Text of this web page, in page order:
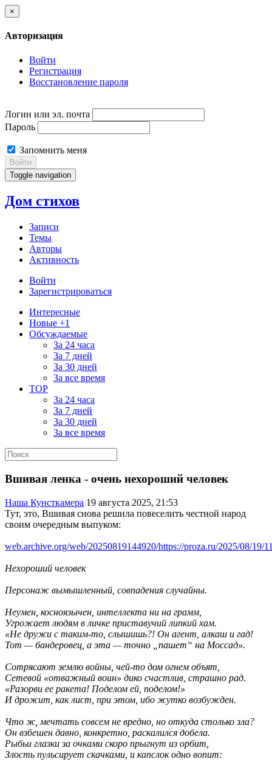
×
Авторизация
Войти
Регистрация
Восстановление пароля
Логин или эл. почта
Пароль
Запомнить меня
Войти
Toggle navigation
Дом стихов
Записи
Темы
Авторы
Активность
Войти
Зарегистрироваться
Интересные
Новые +1
Обсуждаемые
За 24 часа
За 7 дней
За 30 дней
За все время
TOP
За 24 часа
За 7 дней
За 30 дней
За все время
Вшивая ленка - очень нехороший человек
Наша Кунсткамера 19 августа 2025, 21:53
Тут, это, Вшивая снова решила повеселить честной народ
своим очередным выпуком:
web.archive.org/web/20250819144920/https://proza.ru/2025/08/19/
Нехороший человек
Персонаж вымышленный, совпадения случайны.
Неумен, косноязычен, интеллекта ни на грамм,
Угрожает людям в личке приставучий липкий хам.
«Не дружи с таким-то, слышишь?! Он агент, алкаш и гад!
Тот — бандеровец, а эта — точно „пашет“ на Моссад».
Сотрясают землю войны, чей-то дом огнем объят,
Сетевой «отважный воин» дико счастлив, страшно рад.
«Разорви ее ракета! Поделом ей, поделом!»
И дрожит, как лист, при этом, ибо жутко возбужден.
Что ж, мечтать совсем не вредно, но откуда столько зла?
Он взбешен давно, конкретно, раскалился добела.
Рыбьи глазки за очками скоро прыгнут из орбит,
Злость пульсирует скачками, и капслок одно вопит: